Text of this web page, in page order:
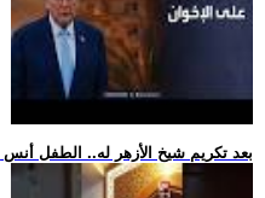
.. بعد تكريم شيخ الأزهر له.. الطفل أنس